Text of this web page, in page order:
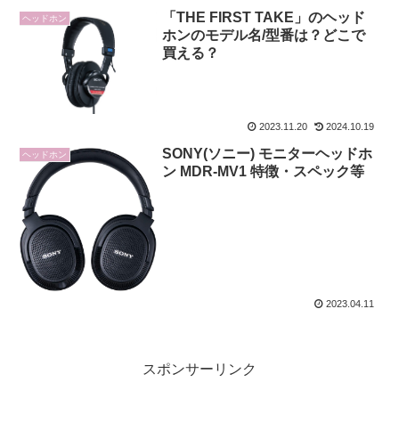
ヘッドホン
「THE FIRST TAKE」のヘッド
ホンのモデル名/型番は？どこで
買える？
2023.11.20 2024.10.19
ヘッドホン
SONY(ソニー) モニターヘッドホ
ン MDR-MV1 特徴・スペック等
2023.04.11
スポンサーリンク